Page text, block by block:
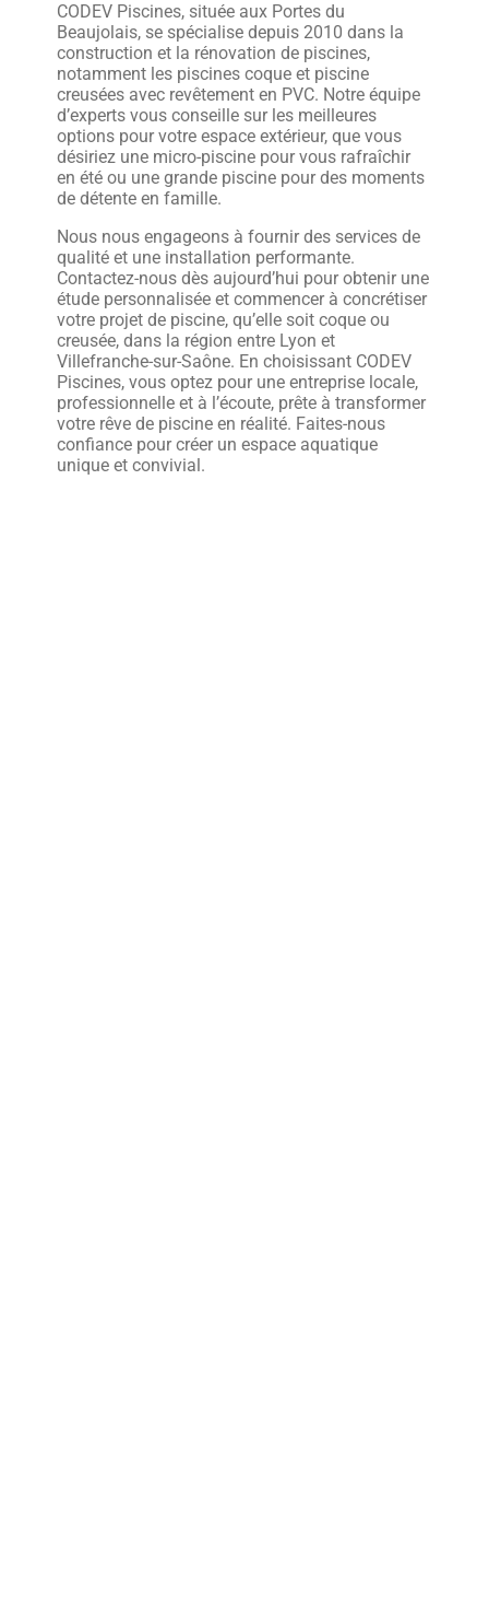
CODEV Piscines, située aux Portes du
Beaujolais, se spécialise depuis 2010 dans la
construction et la rénovation de piscines,
notamment les piscines coque et piscine
creusées avec revêtement en PVC. Notre équipe
d’experts vous conseille sur les meilleures
options pour votre espace extérieur, que vous
désiriez une micro-piscine pour vous rafraîchir
en été ou une grande piscine pour des moments
de détente en famille.
Nous nous engageons à fournir des services de
qualité et une installation performante.
Contactez-nous dès aujourd’hui pour obtenir une
étude personnalisée et commencer à concrétiser
votre projet de piscine, qu’elle soit coque ou
creusée, dans la région entre Lyon et
Villefranche-sur-Saône. En choisissant CODEV
Piscines, vous optez pour une entreprise locale,
professionnelle et à l’écoute, prête à transformer
votre rêve de piscine en réalité. Faites-nous
confiance pour créer un espace aquatique
unique et convivial.